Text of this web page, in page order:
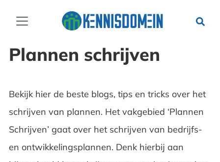
Plannen schrijven
Bekijk hier de beste blogs, tips en tricks over het
schrijven van plannen. Het vakgebied ‘Plannen
Schrijven’ gaat over het schrijven van bedrijfs-
en ontwikkelingsplannen. Denk hierbij aan